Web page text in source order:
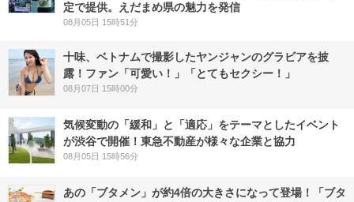
定で提供。えだまめ県の魅力を発信
08月05日 15時51分
十味、ベトナムで撮影したヤンジャンのグラビアを披
露！ファン「可愛い！」「とてもセクシー！」
08月07日 15時00分
気候変動の「緩和」と「適応」をテーマとしたイベント
が渋谷で開催！東急不動産が様々な企業と協力
08月05日 15時56分
あの「ブタメン」が約4倍の大きさになって登場！「ブタ